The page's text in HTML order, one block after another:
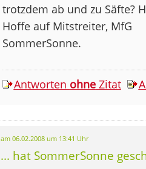
trotzdem ab und zu Säfte?
Hoffe auf Mitstreiter, MfG
SommerSonne.
Antworten ohneZitat
am 06.02.2008 um 13:41 Uhr
... hat SommerSonne